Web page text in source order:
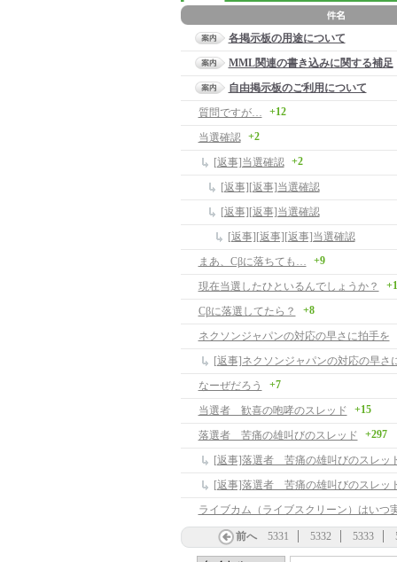
各掲示板の用途について
MML関連の書き込みに関する補足
自由掲示板のご利用について
質問ですが…
+12
当選確認 +2
[返事]当選確認 +2
[返事][返事]当選確認
[返事][返事]当選確認
[返事][返事][返事]当選確認
まあ、Cβに落ちても…
+9
現在当選したひといるんでしょうか？
Cβに落選してたら？ +8
ネクソンジャパンの対応の早さに拍手を
[返事]ネクソンジャパンの対応の早さ
なーぜだろう
+7
当選者 歓喜の咆哮のスレッド +15
落選者 苦痛の雄叫びのスレッド +297
[返事]落選者 苦痛の雄叫びのスレッ
[返事]落選者 苦痛の雄叫びのスレッ
前へ 5331 5332 5333